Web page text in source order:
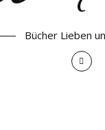
Bücher Lieben